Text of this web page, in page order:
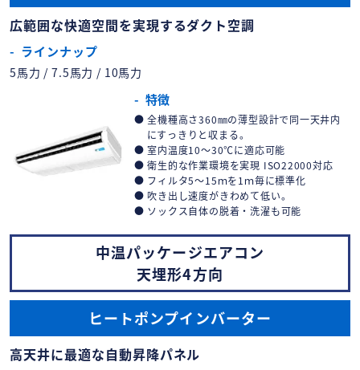
広範囲な快適空間を実現するダクト空調
ラインナップ
5馬力 / 7.5馬力 / 10馬力
特徴
全機種高さ360㎜の薄型設計で同一天井内
にすっきりと収まる。
室内温度10～30℃に適応可能
衛生的な作業環境を実現 ISO22000対応
フィルタ5～15ｍを1ｍ毎に標準化
吹き出し速度がきわめて低い。
ソックス自体の脱着・洗濯も可能
中温パッケージエアコン
天埋形4方向
ヒートポンプインバーター
高天井に最適な自動昇降パネル